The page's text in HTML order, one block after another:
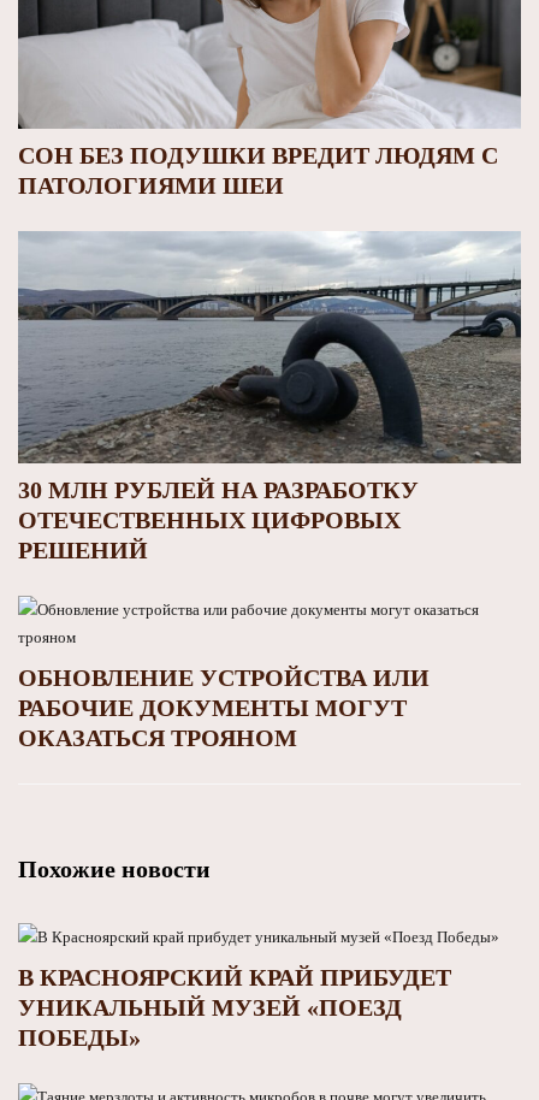
СОН БЕЗ ПОДУШКИ ВРЕДИТ ЛЮДЯМ С
ПАТОЛОГИЯМИ ШЕИ
30 МЛН РУБЛЕЙ НА РАЗРАБОТКУ
ОТЕЧЕСТВЕННЫХ ЦИФРОВЫХ
РЕШЕНИЙ
ОБНОВЛЕНИЕ УСТРОЙСТВА ИЛИ
РАБОЧИЕ ДОКУМЕНТЫ МОГУТ
ОКАЗАТЬСЯ ТРОЯНОМ
Похожие новости
В КРАСНОЯРСКИЙ КРАЙ ПРИБУДЕТ
УНИКАЛЬНЫЙ МУЗЕЙ «ПОЕЗД
ПОБЕДЫ»